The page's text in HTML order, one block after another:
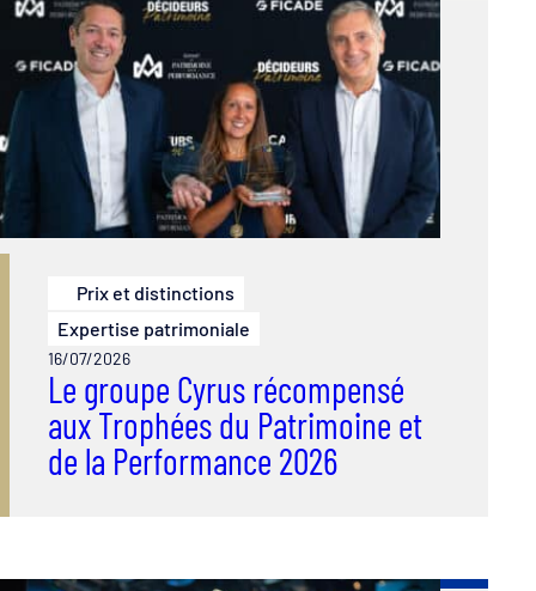
Prix et distinctions
Expertise patrimoniale
16/07/2026
Le groupe Cyrus récompensé
aux Trophées du Patrimoine et
de la Performance 2026